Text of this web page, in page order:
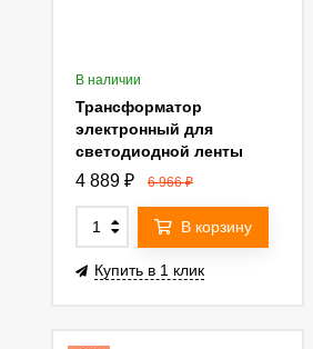
В наличии
Трансформатор
электронный для
светодиодной ленты
Feron LB007 250W 12V
4 889 ₽ 6 966₽
В корзину
Купить в 1 клик